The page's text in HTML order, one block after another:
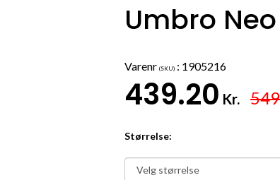
Umbro
Varenr (SKU) : 1905216
439.20 Kr.
Størrelse: